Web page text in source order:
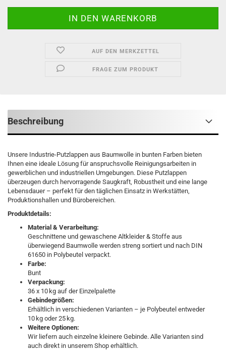
AUF DEN MERKZETTEL
FRAGE ZUM PRODUKT
Beschreibung
Unsere Industrie-Putzlappen aus Baumwolle in bunten Farben bieten
Ihnen eine ideale Lösung für anspruchsvolle Reinigungsarbeiten in
gewerblichen und industriellen Umgebungen. Diese Putzlappen
überzeugen durch hervorragende Saugkraft, Robustheit und eine lange
Lebensdauer – perfekt für den täglichen Einsatz in Werkstätten,
Produktionshallen und Bürobereichen.
Produktdetails:
Material & Verarbeitung:
Geschnittene und gewaschene Altkleider & Stoffe aus
überwiegend Baumwolle werden streng sortiert und nach DIN
61650 in Polybeutel verpackt.
Farbe:
Bunt
Verpackung:
36 x 10 kg auf der Einzelpalette
Gebindegrößen:
Erhältlich in verschiedenen Varianten – je Polybeutel entweder
10 kg oder 25 kg.
Weitere Optionen:
Wir liefern auch einzelne kleinere Gebinde. Alle Varianten sind
auch direkt in unserem Shop erhältlich.